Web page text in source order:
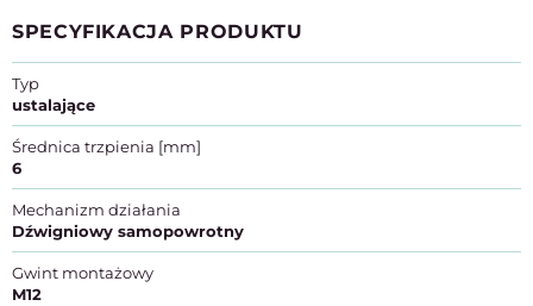
SPECYFIKACJA PRODUKTU
Typ
ustalające
Średnica trzpienia [mm]
6
Mechanizm działania
Dźwigniowy samopowrotny
Gwint montażowy
M12